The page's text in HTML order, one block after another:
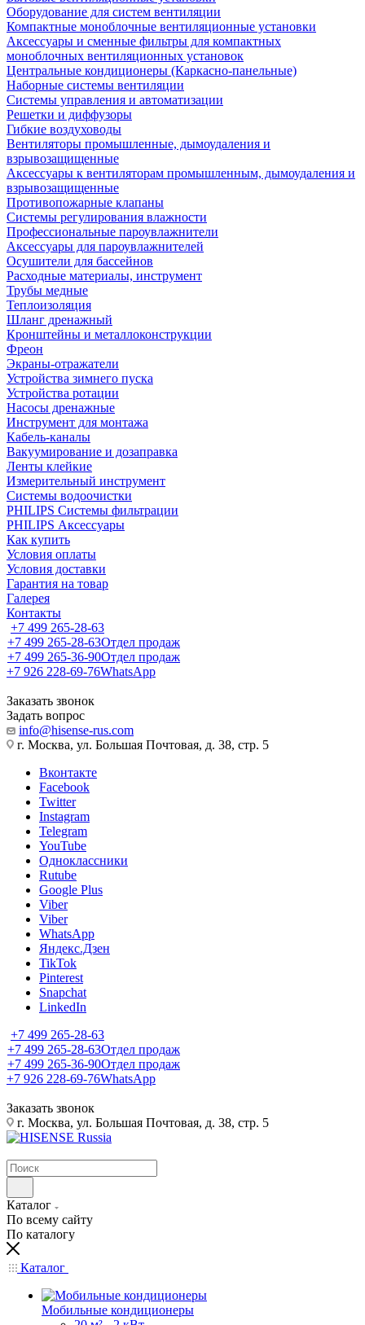
Оборудование для систем вентиляции
Компактные моноблочные вентиляционные установки
Аксессуары и сменные фильтры для компактных
моноблочных вентиляционных установок
Центральные кондиционеры (Каркасно-панельные)
Наборные системы вентиляции
Системы управления и автоматизации
Решетки и диффузоры
Гибкие воздуховоды
Вентиляторы промышленные, дымоудаления и
взрывозащищенные
Аксессуары к вентиляторам промышленным, дымоудаления и
взрывозащищенные
Противопожарные клапаны
Системы регулирования влажности
Профессиональные пароувлажнители
Аксессуары для пароувлажнителей
Осушители для бассейнов
Расходные материалы, инструмент
Трубы медные
Теплоизоляция
Шланг дренажный
Кронштейны и металлоконструкции
Фреон
Экраны-отражатели
Устройства зимнего пуска
Устройства ротации
Насосы дренажные
Инструмент для монтажа
Кабель-каналы
Вакуумирование и дозаправка
Ленты клейкие
Измерительный инструмент
Системы водоочистки
PHILIPS Системы фильтрации
PHILIPS Аксессуары
Как купить
Условия оплаты
Условия доставки
Гарантия на товар
Галерея
Контакты
+7 499 265-28-63
+7 499 265-28-63Отдел продаж
+7 499 265-36-90Отдел продаж
+7 926 228-69-76WhatsApp
Заказать звонок
Задать вопрос
info@hisense-rus.com
г. Москва, ул. Большая Почтовая, д. 38, стр. 5
Вконтакте
Facebook
Twitter
Instagram
Telegram
YouTube
Одноклассники
Rutube
Google Plus
Viber
Viber
WhatsApp
Яндекс.Дзен
TikTok
Pinterest
Snapchat
LinkedIn
+7 499 265-28-63
+7 499 265-28-63Отдел продаж
+7 499 265-36-90Отдел продаж
+7 926 228-69-76WhatsApp
Заказать звонок
г. Москва, ул. Большая Почтовая, д. 38, стр. 5
Каталог
По всему сайту
По каталогу
Каталог
Мобильные кондиционеры